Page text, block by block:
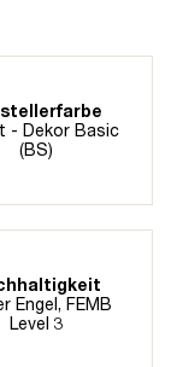
- Dekor Basic
(BS)
Engel, FEMB
Level 3